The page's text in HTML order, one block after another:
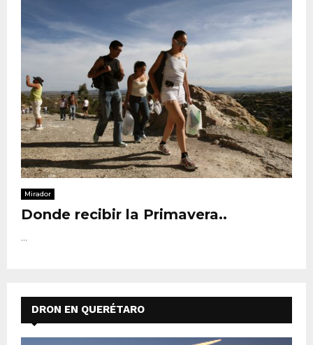
Mirador
Donde recibir la Primavera..
...
DRON EN QUERÉTARO